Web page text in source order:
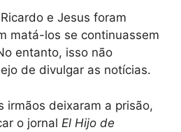
e Jesus foram
matá-los se continuassem
entanto, isso não
de divulgar as notícias.
irmãos deixaram a prisão,
o jornal El Hijo de